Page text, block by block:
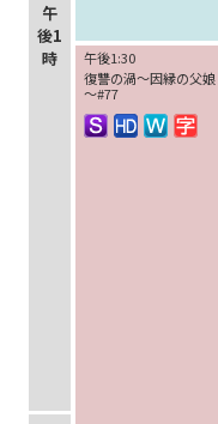
午
後1
時
午後1:30
復讐の渦～因縁の父娘
～#77